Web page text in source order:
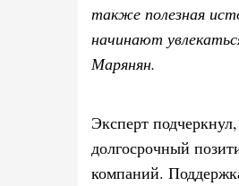
также полезная
начинают
Марянян.
Эксперт
долгосрочный
компаний.